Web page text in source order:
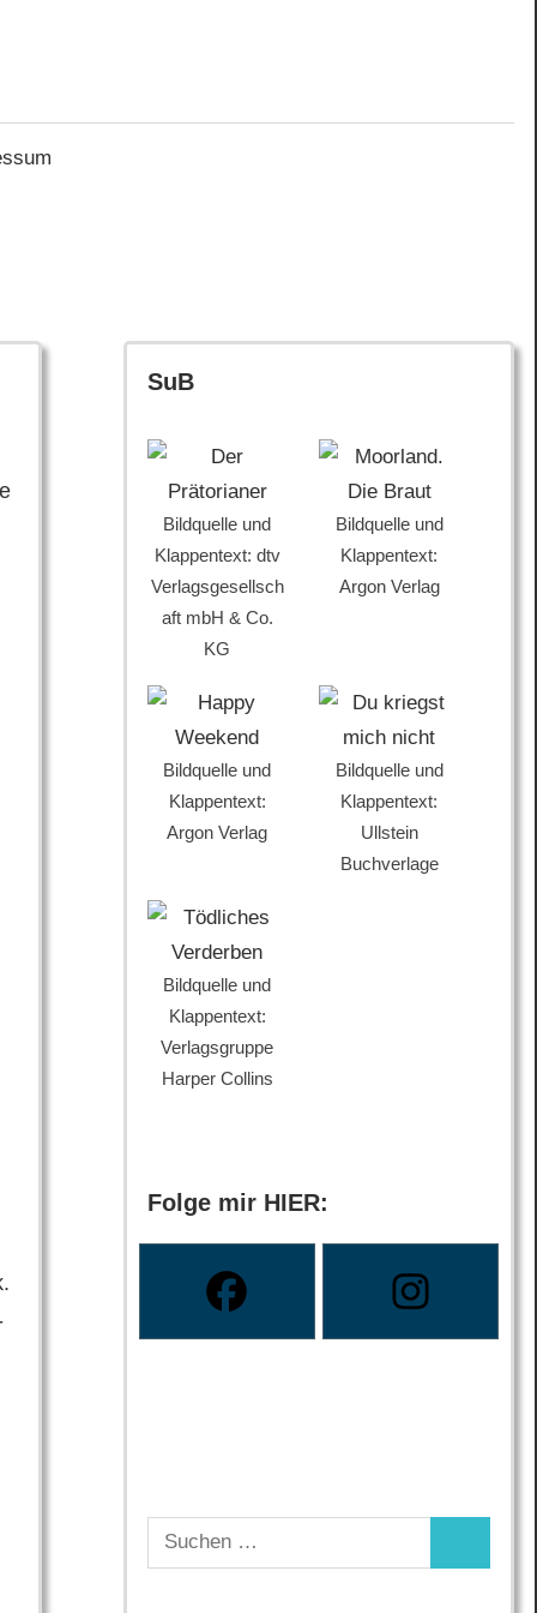
SuB
Bildquelle und
Klappentext: dtv
Verlagsgesellsch
aft mbH & Co.
KG
Bildquelle und
Klappentext:
Argon Verlag
Bildquelle und
Klappentext:
Argon Verlag
Bildquelle und
Klappentext:
Ullstein
Buchverlage
Bildquelle und
Klappentext:
Verlagsgruppe
Harper Collins
Folge mir HIER:
Suchen
nach: